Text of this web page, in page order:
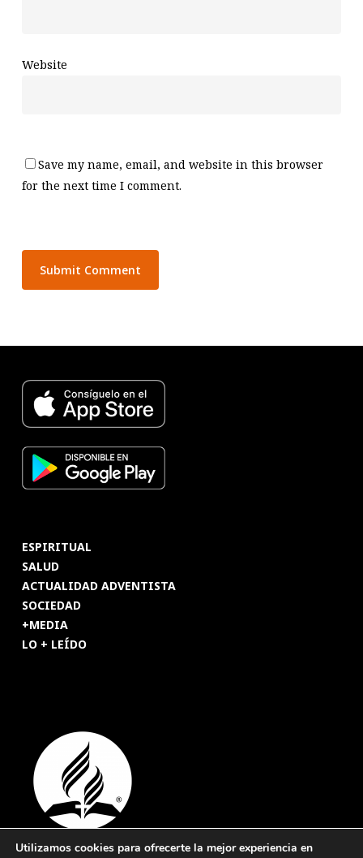
Website
Save my name, email, and website in this browser
for the next time I comment.
ESPIRITUAL
SALUD
ACTUALIDAD ADVENTISTA
SOCIEDAD
+MEDIA
LO + LEÍDO
Utilizamos cookies para ofrecerte la mejor experiencia en